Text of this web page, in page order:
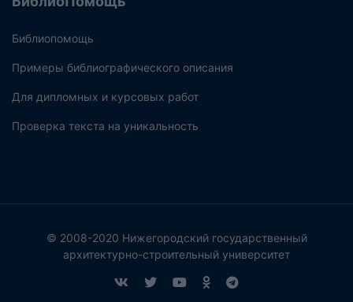
Библиопомощь
Примеры библиографического описания
Для дипломных и курсовых работ
Проверка текста на уникальность
© 2008-2020 Нижегородский государственный
архитектурно-строительный университет